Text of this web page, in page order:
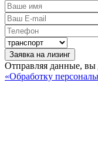
Заявка на лизинг
Отправляя данные, вы
«Обработку